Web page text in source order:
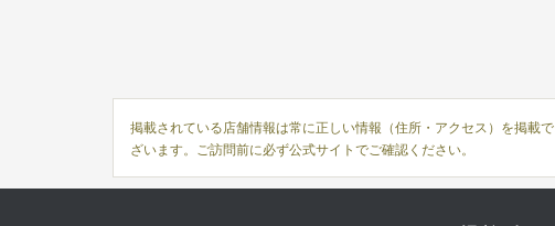
掲載されている店舗情報は常に正しい情報（住所・アクセス）を掲載
ざいます。ご訪問前に必ず公式サイトでご確認ください。